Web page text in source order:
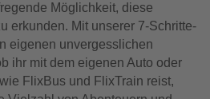
Möglichkeit, diese
erkunden. Mit unserer 7-Schritte-
eigenen unvergesslichen
ihr mit dem eigenen Auto oder
FlixBus und FlixTrain reist,